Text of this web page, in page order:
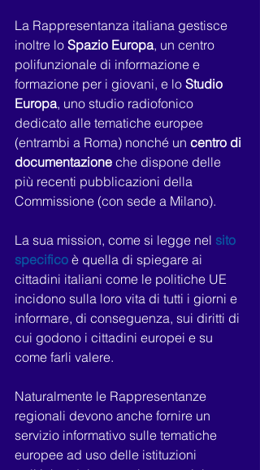
La Rappresentanza italiana gestisce
inoltre lo Spazio Europa, un centro
polifunzionale di informazione e
formazione per i giovani, e lo Studio
Europa, uno studio radiofonico
dedicato alle tematiche europee
(entrambi a Roma) nonché un centro di
documentazione che dispone delle
più recenti pubblicazioni della
Commissione (con sede a Milano).
La sua mission, come si legge nel sito
specifico è quella di spiegare ai
cittadini italiani come le politiche UE
incidono sulla loro vita di tutti i giorni e
informare, di conseguenza, sui diritti di
cui godono i cittadini europei e su
come farli valere.
Naturalmente le Rappresentanze
regionali devono anche fornire un
servizio informativo sulle tematiche
europee ad uso delle istituzioni